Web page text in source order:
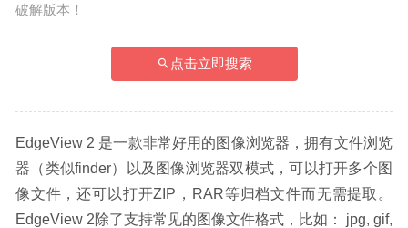
破解版本！
点击立即搜索
EdgeView 2 是一款非常好用的图像浏览器，拥有文件浏览
器（类似finder）以及图像浏览器双模式，可以打开多个图
像文件，还可以打开ZIP，RAR等归档文件而无需提取。
EdgeView 2除了支持常见的图像文件格式，比如： jpg, gif,